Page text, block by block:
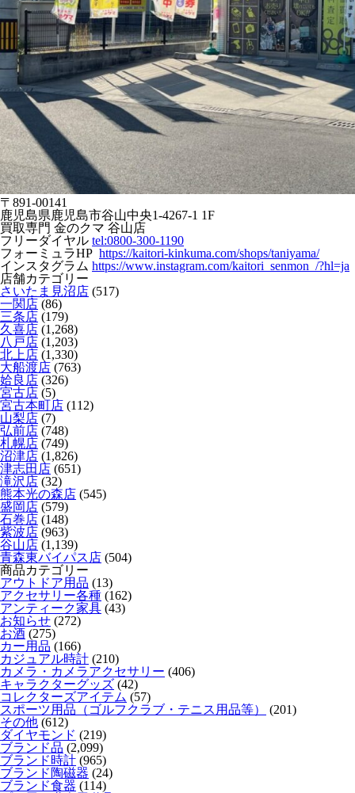
〒891-00141
鹿児島県鹿児島市谷山中央1-4267-1 1F
買取専門 金のクマ 谷山店
フリーダイヤル tel:0800-300-1190
フォーミュラHP https://kaitori-kinkuma.com/shops/taniyama/
インスタグラム https://www.instagram.com/kaitori_senmon_/?hl=ja
店舗カテゴリー
さいたま見沼店 (517)
一関店 (86)
三条店 (179)
久喜店 (1,268)
八戸店 (1,203)
北上店 (1,330)
大船渡店 (763)
姶良店 (326)
宮古店 (5)
宮古本町店 (112)
山梨店 (7)
弘前店 (748)
札幌店 (749)
沼津店 (1,826)
津志田店 (651)
滝沢店 (32)
熊本光の森店 (545)
盛岡店 (579)
石巻店 (148)
紫波店 (963)
谷山店 (1,139)
青森東バイパス店 (504)
商品カテゴリー
アウトドア用品 (13)
アクセサリー各種 (162)
アンティーク家具 (43)
お知らせ (272)
お酒 (275)
カー用品 (166)
カジュアル時計 (210)
カメラ・カメラアクセサリー (406)
キャラクターグッズ (42)
コレクターズアイテム (57)
スポーツ用品（ゴルフクラブ・テニス用品等）
(201)
その他 (612)
ダイヤモンド (219)
ブランド品 (2,099)
ブランド時計 (965)
ブランド陶磁器 (24)
ブランド食器 (114)